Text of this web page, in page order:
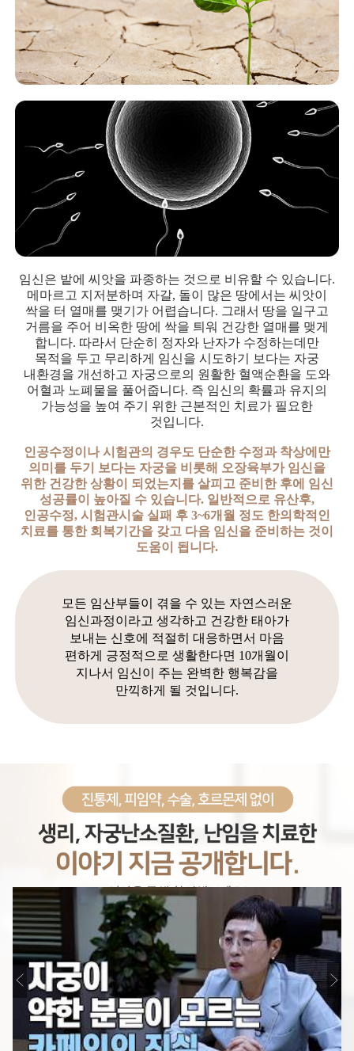
임신은 밭에 씨앗을 파종하는 것으로 비유할 수 있습니다.
메마르고 지저분하며 자갈, 돌이 많은 땅에서는 씨앗이
싹을 터 열매를 맺기가 어렵습니다. 그래서 땅을 일구고
거름을 주어 비옥한 땅에 싹을 틔워 건강한 열매를 맺게
합니다. 따라서 단순히 정자와 난자가 수정하는데만
목적을 두고 무리하게 임신을 시도하기 보다는 자궁
내환경을 개선하고 자궁으로의 원활한 혈액순환을 도와
어혈과 노폐물을 풀어줍니다. 즉 임신의 확률과 유지의
가능성을 높여 주기 위한 근본적인 치료가 필요한
것입니다.
인공수정이나 시험관의 경우도 단순한 수정과 착상에만
의미를 두기 보다는 자궁을 비롯해 오장육부가 임신을
위한 건강한 상황이 되었는지를 살피고 준비한 후에 임신
성공률이 높아질 수 있습니다. 일반적으로 유산후,
인공수정, 시험관시술 실패 후 3~6개월 정도 한의학적인
치료를 통한 회복기간을 갖고 다음 임신을 준비하는 것이
도움이 됩니다.
모든 임산부들이 겪을 수 있는 자연스러운
임신과정이라고 생각하고 건강한 태아가
보내는 신호에 적절히 대응하면서 마음
편하게 긍정적으로 생활한다면 10개월이
지나서 임신이 주는 완벽한 행복감을
만끽하게 될 것입니다.